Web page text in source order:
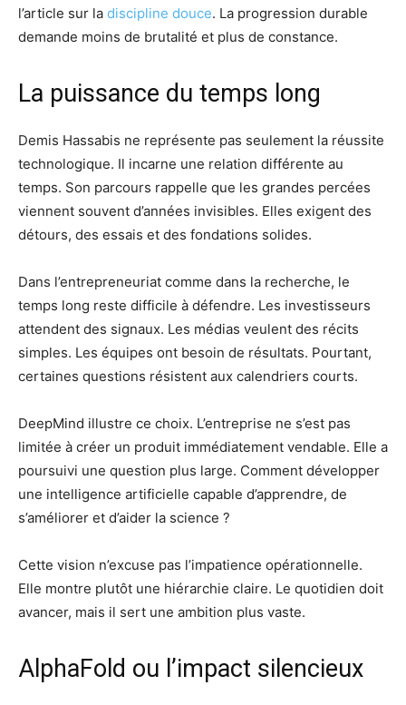
l’article sur la discipline douce. La progression durable
demande moins de brutalité et plus de constance.
La puissance du temps long
Demis Hassabis ne représente pas seulement la réussite
technologique. Il incarne une relation différente au
temps. Son parcours rappelle que les grandes percées
viennent souvent d’années invisibles. Elles exigent des
détours, des essais et des fondations solides.
Dans l’entrepreneuriat comme dans la recherche, le
temps long reste difficile à défendre. Les investisseurs
attendent des signaux. Les médias veulent des récits
simples. Les équipes ont besoin de résultats. Pourtant,
certaines questions résistent aux calendriers courts.
DeepMind illustre ce choix. L’entreprise ne s’est pas
limitée à créer un produit immédiatement vendable. Elle a
poursuivi une question plus large. Comment développer
une intelligence artificielle capable d’apprendre, de
s’améliorer et d’aider la science ?
Cette vision n’excuse pas l’impatience opérationnelle.
Elle montre plutôt une hiérarchie claire. Le quotidien doit
avancer, mais il sert une ambition plus vaste.
AlphaFold ou l’impact silencieux